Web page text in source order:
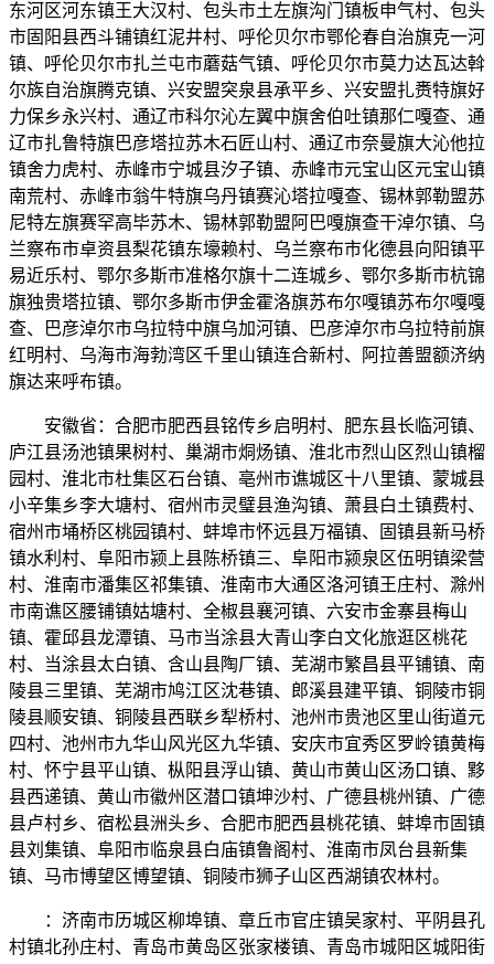
东河区河东镇王大汉村、包头市土左旗沟门镇板申气村、包头
市固阳县西斗铺镇红泥井村、呼伦贝尔市鄂伦春自治旗克一河
镇、呼伦贝尔市扎兰屯市蘑菇气镇、呼伦贝尔市莫力达瓦达斡
尔族自治旗腾克镇、兴安盟突泉县承平乡、兴安盟扎赉特旗好
力保乡永兴村、通辽市科尔沁左翼中旗舍伯吐镇那仁嘎查、通
辽市扎鲁特旗巴彦塔拉苏木石匠山村、通辽市奈曼旗大沁他拉
镇舍力虎村、赤峰市宁城县汐子镇、赤峰市元宝山区元宝山镇
南荒村、赤峰市翁牛特旗乌丹镇赛沁塔拉嘎查、锡林郭勒盟苏
尼特左旗赛罕高毕苏木、锡林郭勒盟阿巴嘎旗查干淖尔镇、乌
兰察布市卓资县梨花镇东壕赖村、乌兰察布市化德县向阳镇平
易近乐村、鄂尔多斯市准格尔旗十二连城乡、鄂尔多斯市杭锦
旗独贵塔拉镇、鄂尔多斯市伊金霍洛旗苏布尔嘎镇苏布尔嘎嘎
查、巴彦淖尔市乌拉特中旗乌加河镇、巴彦淖尔市乌拉特前旗
红明村、乌海市海勃湾区千里山镇连合新村、阿拉善盟额济纳
旗达来呼布镇。
安徽省：合肥市肥西县铭传乡启明村、肥东县长临河镇、
庐江县汤池镇果树村、巢湖市烔炀镇、淮北市烈山区烈山镇榴
园村、淮北市杜集区石台镇、亳州市谯城区十八里镇、蒙城县
小辛集乡李大塘村、宿州市灵璧县渔沟镇、萧县白土镇费村、
宿州市埇桥区桃园镇村、蚌埠市怀远县万福镇、固镇县新马桥
镇水利村、阜阳市颍上县陈桥镇三、阜阳市颍泉区伍明镇梁营
村、淮南市潘集区祁集镇、淮南市大通区洛河镇王庄村、滁州
市南谯区腰铺镇姑塘村、全椒县襄河镇、六安市金寨县梅山
镇、霍邱县龙潭镇、马市当涂县大青山李白文化旅逛区桃花
村、当涂县太白镇、含山县陶厂镇、芜湖市繁昌县平铺镇、南
陵县三里镇、芜湖市鸠江区沈巷镇、郎溪县建平镇、铜陵市铜
陵县顺安镇、铜陵县西联乡犁桥村、池州市贵池区里山街道元
四村、池州市九华山风光区九华镇、安庆市宜秀区罗岭镇黄梅
村、怀宁县平山镇、枞阳县浮山镇、黄山市黄山区汤口镇、黟
县西递镇、黄山市徽州区潜口镇坤沙村、广德县桃州镇、广德
县卢村乡、宿松县洲头乡、合肥市肥西县桃花镇、蚌埠市固镇
县刘集镇、阜阳市临泉县白庙镇鲁阁村、淮南市凤台县新集
镇、马市博望区博望镇、铜陵市狮子山区西湖镇农林村。
：济南市历城区柳埠镇、章丘市官庄镇吴家村、平阴县孔
村镇北孙庄村、青岛市黄岛区张家楼镇、青岛市城阳区城阳街